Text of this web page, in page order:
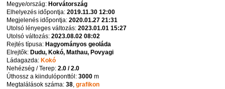
Megye/ország: Horvátország
Elhelyezés időpontja:2019.11.30 12:00
Megjelenés időpontja:2020.01.27 21:31
Utolsó lényeges változás:2023.01.01 15:27
Utolsó változás:2023.08.02 08:02
Rejtés típusa: Hagyományos geoláda
Elrejtők: Dudu, Kokó, Mathau, Povyagi
Ládagazda: Kokó
Nehézség / Terep:2.0 / 2.0
Úthossz a kiindulóponttól:3000 m
Megtalálások száma:38,grafikon